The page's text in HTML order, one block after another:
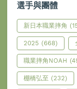
選手與團體
新日本職業摔角
2025 (668)
職業摔角NOAH
棚橋弘至 (232)